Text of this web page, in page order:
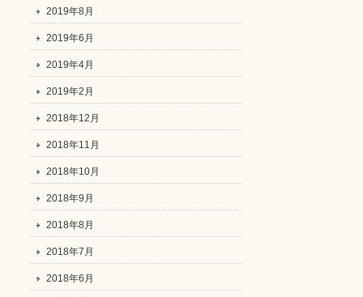
2019年8月
2019年6月
2019年4月
2019年2月
2018年12月
2018年11月
2018年10月
2018年9月
2018年8月
2018年7月
2018年6月